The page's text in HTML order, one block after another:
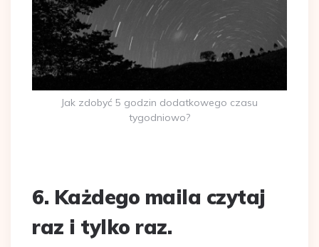
Jak zdobyć 5 godzin dodatkowego czasu
tygodniowo?
6. Każdego maila czytaj
raz i tylko raz.